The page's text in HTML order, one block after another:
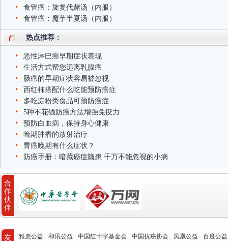
食管癌：旋复代赭汤（内服）
食管癌：魔芋半夏汤（内服）
热点推荐：
恶性淋巴癌早期症状表现
生活方式帮您远离乳腺癌
肠癌的早期症状容易被忽视
西红柿搭配什么吃能预防癌症
多吃淀粉类食品可预防癌症
5种不花钱防癌方法增强免疫力
预防白血病，保持身心健康
晚期肿瘤的放射治疗
胃癌晚期有什么症状？
防癌手册：暗藏癌症隐患 千万不能忽视的小病
合
作
伙
伴
友
雅虎公益 和讯公益 中国红十字基金会 中国抗癌协会 凤凰公益
百度公益